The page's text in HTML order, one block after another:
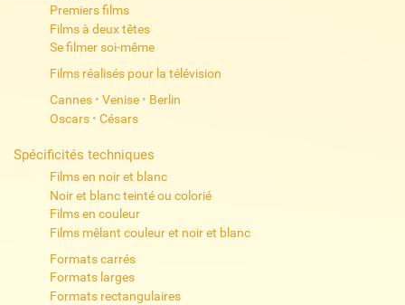
Premiers films
Films à deux têtes
Se filmer soi-même
Films réalisés pour la télévision
Cannes • Venise • Berlin
Oscars • Césars
Spécificités techniques
Films en noir et blanc
Noir et blanc teinté ou colorié
Films en couleur
Films mêlant couleur et noir et blanc
Formats carrés
Formats larges
Formats rectangulaires